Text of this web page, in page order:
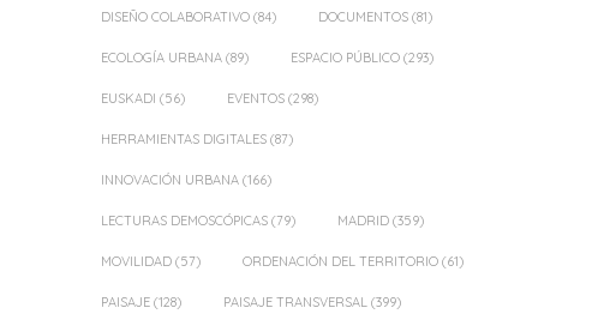
DISEÑO COLABORATIVO (84) DOCUMENTOS (81)
ECOLOGÍA URBANA (89) ESPACIO PÚBLICO (293)
EUSKADI (56) EVENTOS (298)
HERRAMIENTAS DIGITALES (87)
INNOVACIÓN URBANA (166)
LECTURAS DEMOSCÓPICAS (79) MADRID (359)
MOVILIDAD (57) ORDENACIÓN DEL TERRITORIO (61)
PAISAJE (128) PAISAJE TRANSVERSAL (399)